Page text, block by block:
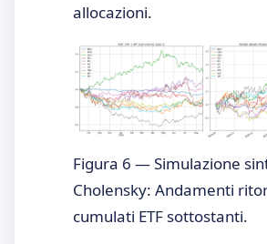
allocazioni.
Figura 6 — Simulazione
Cholensky: Andamenti
cumulati ETF sottostanti.